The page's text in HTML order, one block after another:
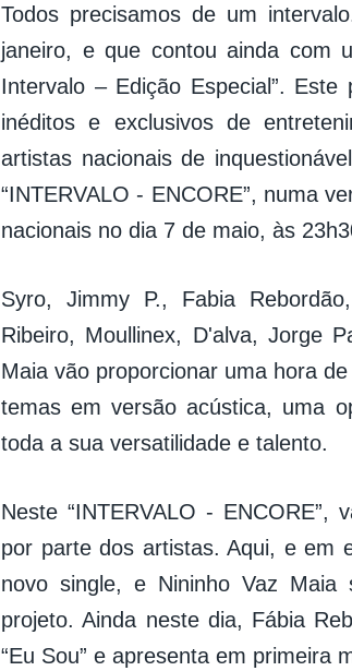
Todos precisamos de um
janeiro, e que contou ainda com
Intervalo – Edição Especial”.
inéditos e exclusivos de
artistas nacionais de
“INTERVALO - ENCORE”, numa
nacionais no dia 7 de maio, às
Syro, Jimmy P., Fabia
Ribeiro, Moullinex, D'alva, Jorge
Maia vão proporcionar uma hora
temas em versão acústica, uma
toda a sua versatilidade e talento.
Neste “INTERVALO - ENCORE”,
por parte dos artistas. Aqui, e em
novo single, e Nininho Vaz
projeto. Ainda neste dia, Fábia
“Eu Sou” e apresenta em primeira